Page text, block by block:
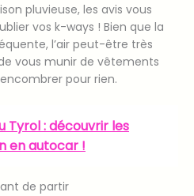
pluvieuse, les avis vous
vos k-ways ! Bien que la
l’air peut-être très
vous munir de vêtements
pour rien.
Tyrol : découvrir les
en autocar !
de partir